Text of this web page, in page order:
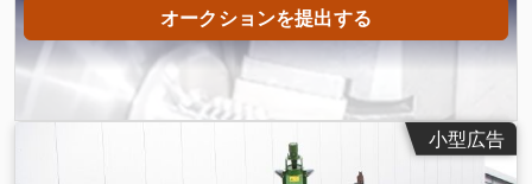
オークションを提出する
小型広告